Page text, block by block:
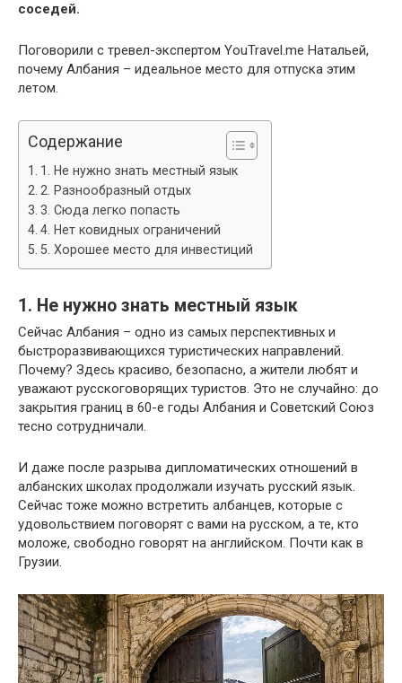
соседей.
Поговорили с тревел-экспертом YouTravel.me Натальей,
почему Албания – идеальное место для отпуска этим
летом.
Содержание
1. Не нужно знать местный язык
2. Разнообразный отдых
3. Сюда легко попасть
4. Нет ковидных ограничений
5. Хорошее место для инвестиций
1. Не нужно знать местный язык
Сейчас Албания – одно из самых перспективных и
быстроразвивающихся туристических направлений.
Почему? Здесь красиво, безопасно, а жители любят и
уважают русскоговорящих туристов. Это не случайно: до
закрытия границ в 60-е годы Албания и Советский Союз
тесно сотрудничали.
И даже после разрыва дипломатических отношений в
албанских школах продолжали изучать русский язык.
Сейчас тоже можно встретить албанцев, которые с
удовольствием поговорят с вами на русском, а те, кто
моложе, свободно говорят на английском. Почти как в
Грузии.